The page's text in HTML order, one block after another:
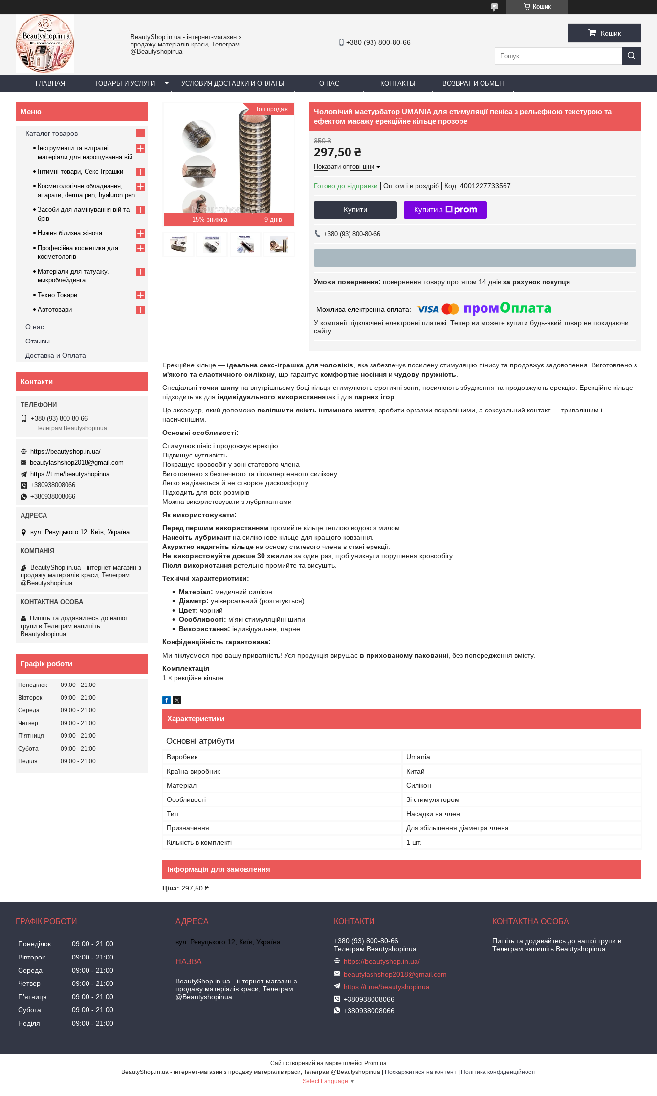
Кошик
BeautyShop.in.ua - інтернет-магазин з
продажу матеріалів краси, Телеграм
@Beautyshopinua
+380 (93) 800-80-66
Кошик
ГЛАВНАЯ ТОВАРЫ И УСЛУГИ УСЛОВИЯ ДОСТАВКИ И ОПЛАТЫ О НАС КОНТАКТЫ ВОЗВРАТ И ОБМЕН
–15% 9 днів
Топ продаж
Чоловічий мастурбатор UMANIA для стимуляції пеніса з рельєфною текстурою та
ефектом масажу ерекційне кільце прозоре
350 ₴
297,50 ₴
Показати оптові ціни
Готово до відправки Оптом і в роздріб Код: 4001227733567
Купити Купити з
+380 (93) 800-80-66
повернення товару протягом 14 днів за рахунок покупця
У компанії підключені електронні платежі. Тепер ви можете купити будь-який товар не покидаючи
сайту.
Ерекційне кільце — ідеальна секс-іграшка для чоловіків , яка забезпечує посилену стимуляцію пінису та продовжує задоволення. Виготовлено з
м'якого та еластичного силікону , що гарантує комфортне носіння и чудову пружність
Спеціальні точки шипу на внутрішньому боці кільця стимулюють еротичні зони, посилюють збудження та продовжують ерекцію. Ерекційне кільце
підходить як для індивідуального використаннятак і для парних ігор
Це аксесуар, який допоможе поліпшити якість інтимного життя , зробити оргазми яскравішими, а сексуальний контакт — тривалішим і
насиченішим.
Основні особливості:
Стимулює пініс і продовжує ерекцію
Підвищує чутливість
Покращує кровообіг у зоні статевого члена
Виготовлено з безпечного та гіпоалергенного силікону
Легко надівається й не створює дискомфорту
Підходить для всіх розмірів
Можна використовувати з лубрикантами
Як використовувати:
Перед першим використанням промийте кільце теплою водою з милом.
Нанесіть лубрикант на силіконове кільце для кращого ковзання.
Акуратно надягніть кільце на основу статевого члена в стані ерекції.
Не використовуйте довше 30 хвилин за один раз, щоб уникнути порушення кровообігу.
Після використання ретельно промийте та висушіть.
Технічні характеристики:
Матеріал: медичний силікон
Діаметр: універсальний (розтягується)
Цвет: чорний
Особливості: м'які стимуляційні шипи
Використання: індивідуальне, парне
Конфіденційність гарантована:
Ми піклуємося про вашу приватність! Уся продукція вирушає в прихованому пакованні , без попередження вмісту.
Комплектація
1 × рекційне кільце
Характеристики
Основні атрибути
Виробник
Umania
Країна виробник
Китай
Матеріал
Силікон
Особливості
Зі стимулятором
Тип
Насадки на член
Призначення
Для збільшення діаметра члена
Кількість в комплекті
1 шт.
Інформація для замовлення
Ціна: 297,50 ₴
Каталог товаров
Інструменти та витратні
матеріали для нарощування вій
Інтимні товари, Секс Іграшки
Косметологічне обладнання,
апарати, derma pen, hyaluron pen
Засоби для ламінування вій та
брів
Нижня білизна жіноча
Професійна косметика для
косметологів
Матеріали для татуажу,
микроблейдинга
Техно Товари
Автотовари
О нас
Отзывы
Доставка и Оплата
Контакти
+380 (93) 800-80-66
Телеграм Beautyshopinua
https://beautyshop.in.ua/
beautylashshop2018@gmail.com
https://t.me/beautyshopinua
+380938008066
+380938008066
вул. Ревуцького 12, Київ, Україна
BeautyShop.in.ua - інтернет-магазин з
продажу матеріалів краси, Телеграм
@Beautyshopinua
Пишіть та додавайтесь до нашої
групи в Телеграм напишіть
Beautyshopinua
Графік роботи
Понеділок 09:00
21:00
Вівторок
09:00
21:00
Середа
09:00
21:00
Четвер
09:00
21:00
Пʼятниця
09:00
21:00
Субота
09:00
21:00
Неділя
09:00 21:00
ГРАФІК РОБОТИ
Понеділок 09:00
21:00
Вівторок
09:00
21:00
Середа
09:00
21:00
Четвер
09:00
21:00
Пʼятниця
09:00
21:00
Субота
09:00
21:00
Неділя
09:00 21:00
вул. Ревуцького 12, Київ, Україна
BeautyShop.in.ua - інтернет-магазин з
продажу матеріалів краси, Телеграм
@Beautyshopinua
+380 (93) 800-80-66
Телеграм Beautyshopinua
https://beautyshop.in.ua/
beautylashshop2018@gmail.com
https://t.me/beautyshopinua
+380938008066
+380938008066
Пишіть та додавайтесь до нашої групи в
Телеграм напишіть Beautyshopinua
Сайт створений на маркетплейсі Prom.ua
Поскаржитися на контент
Політика конфіденційності
Select Language ▼